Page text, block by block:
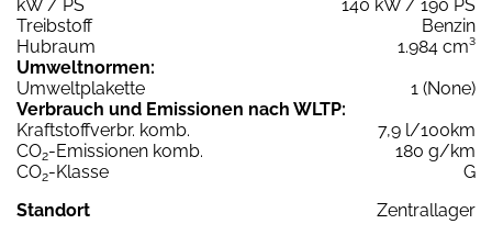
kW / PS
140 kW / 190 PS
Treibstoff
Benzin
Hubraum
1.984 cm³
Umweltnormen:
Umweltplakette
1 (None)
Verbrauch und Emissionen nach WLTP:
Kraftstoffverbr. komb.
7,9 l/100km
CO2-Emissionen komb.
180 g/km
CO2-Klasse
G
Standort
Zentrallager